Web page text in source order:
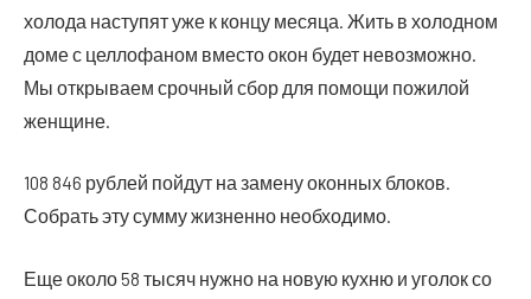
холо­да насту­пят уже к кон­цу меся­ца. Жить в холод­ном
доме с цел­ло­фа­ном вме­сто окон будет невоз­мож­но.
Мы откры­ва­ем сроч­ный сбор для помо­щи пожи­лой
женщине.
108 846 руб­лей пой­дут на заме­ну окон­ных бло­ков.
Собрать эту сум­му жиз­нен­но необходимо.
Еще око­ло 58 тысяч нуж­но на новую кух­ню и уго­лок со